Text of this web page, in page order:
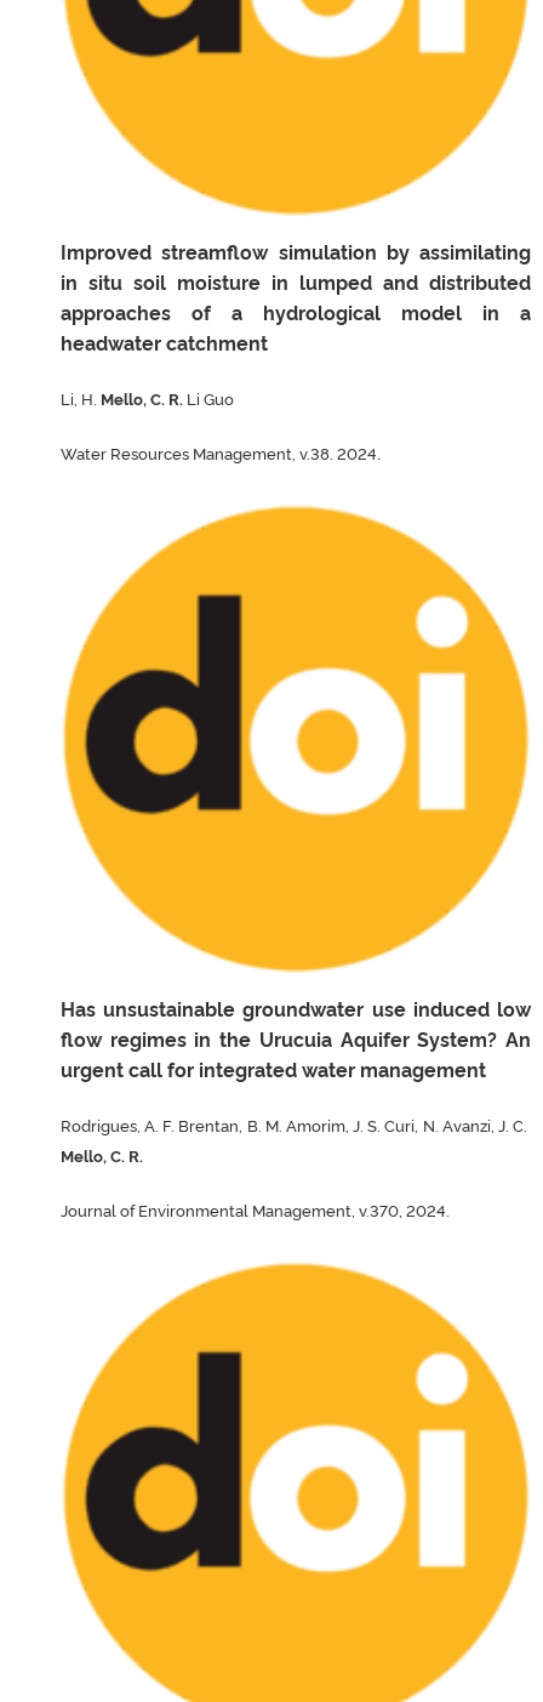
Improved streamflow simulation by assimilating
in situ soil moisture in lumped and distributed
approaches of a hydrological model in a
headwater catchment
Li, H. Mello, C. R. Li Guo
Water Resources Management, v.38. 2024.
Has unsustainable groundwater use induced low
flow regimes in the Urucuia Aquifer System? An
urgent call for integrated water management
Rodrigues, A. F. Brentan, B. M. Amorim, J. S. Curi, N. Avanzi, J. C.
Mello, C. R.
Journal of Environmental Management, v.370, 2024.